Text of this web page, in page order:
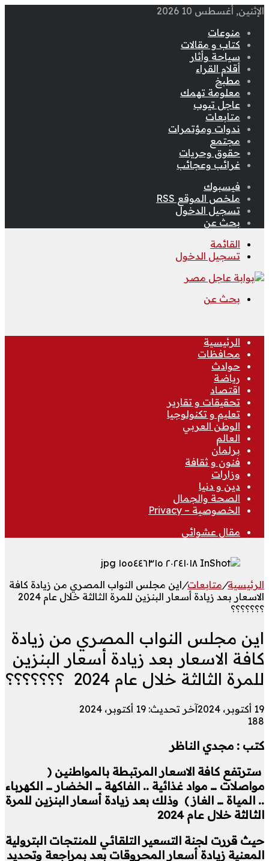
الإثنين, أغسطس 10 2026
منوعات
كتاب و مقالات
سياحة وأثار
أقلام القراء
مطبخ
معلومة تهمك
عاجل تيوب
متابعات
ندوات ومؤتمرات
مجتمع
حقوق وحريات
غرائب وعجائب
فيسبوك
ملخص الموقع RSS
تسجيل الدخول
بحث عن
القائمة
تسجيل الدخول
بحث عن
الرئيسية
محافظات
حوادث
رياضة
اقتصاد
تحقيقات و تقارير
تعليم و تكنولوجيا
الوطن العربي
العالم
برلمان
فنون و ثقافة
وزارات
دين و دنيا
الصحة والجمال
الخصوصية – Privacy
مقال عشوائي
الرئيسية/متابعات/اين مجلس النواب المصري من زيادة كافة
؟؟؟؟؟؟؟
اين مجلس النواب المصري من زيادة
كافة الاسعار بعد زيادة أسعار البنزين
للمرة الثالثة خلال عام 2024 ؟؟؟؟؟؟؟
19 أكتوبر، 2024
آخر تحديث: 19 أكتوبر، 2024
188
كتب : مجدي الناظر
سترتفع كافة الاسعار المرتبطة بالمواطنين (
مواصلات … مواد غذائية .. الفاكهة … الخضار … الكهرباء
.. المياة … الغاز ) وذلك بعد زيادة أسعار البنزين للمرة
الثالثة خلال عام 2024
حيث قررت لجنة التسعير التلقائي للمنتجات البترولية
المعنية زيادة أسعار المحروقات بعد بمراجعة وتحديد